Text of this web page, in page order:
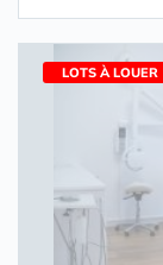
LOTS À LOUER